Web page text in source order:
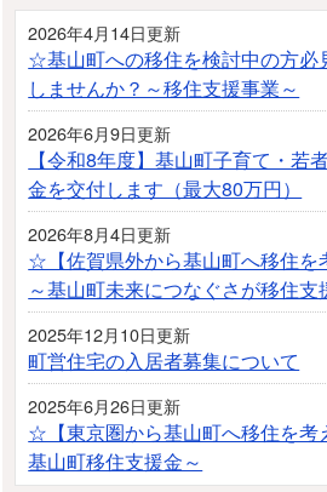
2026年4月14日更新
☆基山町への移住を検討中の方必
しませんか？～移住支援事業～
2026年6月9日更新
【令和8年度】基山町子育て・若
金を交付します（最大80万円）
2026年8月4日更新
☆【佐賀県外から基山町へ移住を
～基山町未来につなぐさが移住支
2025年12月10日更新
町営住宅の入居者募集について
2025年6月26日更新
☆【東京圏から基山町へ移住を考
基山町移住支援金～